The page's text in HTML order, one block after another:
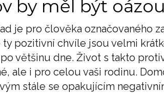
by měl být
je pro člověka označovaného
ty pozitivní chvíle jsou velmi
většinu dne. Život s takto
ale i pro celou vaši rodinu.
stále se opakujícím